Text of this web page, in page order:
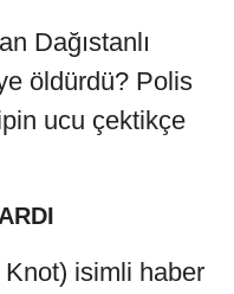
Dağıstanlı
öldürdü? Polis
ucu çektikçe
isimli haber